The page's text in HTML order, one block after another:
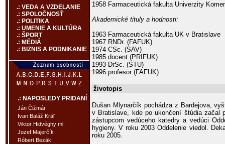
.: VEDA A VZDELANIE
.: SPOLOČNOSŤ
.: POLITIKA
.: UMENIE A KULTÚRA
.: ŠPORT
.: MÉDIÁ
.: BIZNIS A PODNIKANIE
.: NAPOSLEDY PRIDANÍ
Ján Čižmár
Ivan Baláž Kráľ
Viktor Hidvéghy ml.
Jozef Majerčík
Róbert Bezák
1958 Farmaceutická fakulta Univerzity
Akademické tituly a hodnosti:
1963 Farmaceutická fakulta UK v Bratislave
1967 RNDr. (FAFUK)
1974 CSc. (SAV)
1985 docent (PRIFUK)
1993 DrSc. (STU)
1996 profesor (FAFUK)
životopis
Dušan Mlynarčík pochádza z Bardejova,
v Bratislave, kde po ukončení štúdia začal
zástupcom vedúceho katedry a vedúci
hygieny. V roku 2003 Oddelenie viedol.
roku 2005.